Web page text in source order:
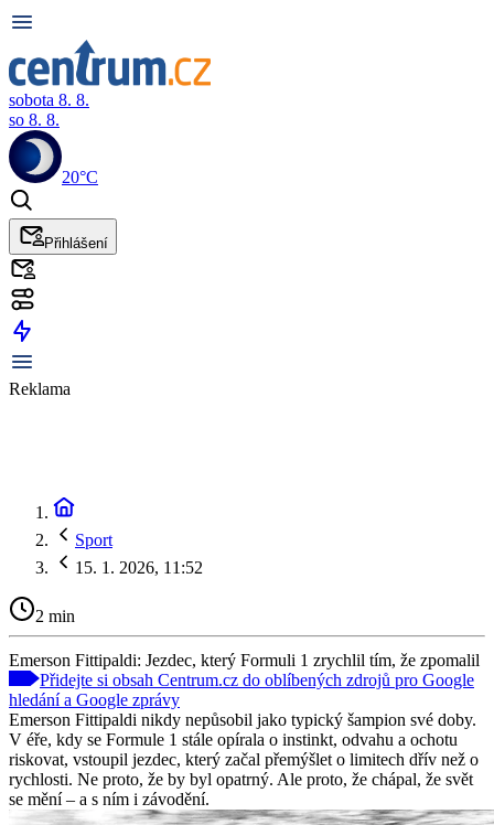
sobota 8. 8.
so 8. 8.
20°C
Přihlášení
Reklama
Sport
15. 1. 2026, 11:52
2 min
Emerson Fittipaldi: Jezdec, který Formuli 1 zrychlil tím, že zpomalil
Přidejte si obsah Centrum.cz do oblíbených zdrojů pro Google
hledání a Google zprávy
Emerson Fittipaldi nikdy nepůsobil jako typický šampion své doby.
V éře, kdy se Formule 1 stále opírala o instinkt, odvahu a ochotu
riskovat, vstoupil jezdec, který začal přemýšlet o limitech dřív než o
rychlosti. Ne proto, že by byl opatrný. Ale proto, že chápal, že svět
se mění – a s ním i závodění.